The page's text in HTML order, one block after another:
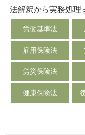
法解釈から実務処理
労働基準法
雇用保険法
労災保険法
健康保険法